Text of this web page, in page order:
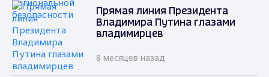
Прямая линия Президента
Владимира Путина глазами
владимирцев
8 месяцев назад